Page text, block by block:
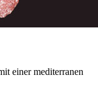
einer mediterranen